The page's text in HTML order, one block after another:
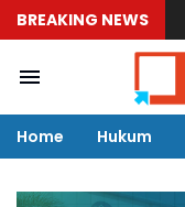
BREAKING NEWS
Home Hukum